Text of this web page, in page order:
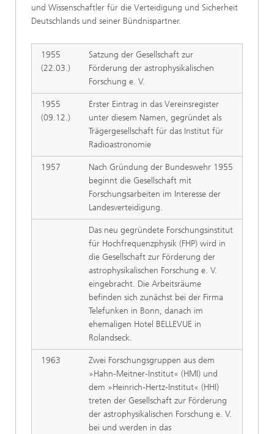
und Wissenschaftler für die Verteidigung und Sicherheit
Deutschlands und seiner Bündnispartner.
1955
(22.03.)
Satzung der Gesellschaft zur
Förderung der astrophysikalischen
Forschung e. V.
1955
(09.12.)
Erster Eintrag in das Vereinsregister
unter diesem Namen, gegründet als
Trägergesellschaft für das Institut für
Radioastronomie
1957
Nach Gründung der Bundeswehr 1955
beginnt die Gesellschaft mit
Forschungsarbeiten im Interesse der
Landesverteidigung.
Das neu gegründete Forschungsinstitut
für Hochfrequenzphysik (FHP) wird in
die Gesellschaft zur Förderung der
astrophysikalischen Forschung e. V.
eingebracht. Die Arbeitsräume
befinden sich zunächst bei der Firma
Telefunken in Bonn, danach im
ehemaligen Hotel BELLEVUE in
Rolandseck.
1963
Zwei Forschungsgruppen aus dem
»Hahn-Meitner-Institut« (HMI) und
dem »Heinrich-Hertz-Institut« (HHI)
treten der Gesellschaft zur Förderung
der astrophysikalischen Forschung e. V.
bei und werden in das